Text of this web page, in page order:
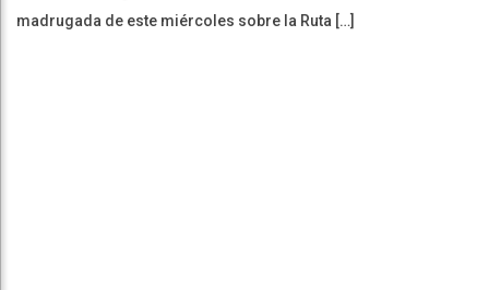
madrugada de este miércoles sobre la Ruta […]